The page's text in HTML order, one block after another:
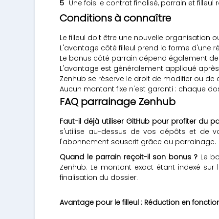
Une fois le contrat finalisé, parrain et
Conditions à connaître
Le filleul doit être une nouvelle organisation
L'avantage côté filleul prend la forme d'une
Le bonus côté parrain dépend également
L'avantage est généralement appliqué
Zenhub se réserve le droit de modifier ou
Aucun montant fixe n'est garanti : chaque
FAQ parrainage Zenhub
Faut-il déjà utiliser GitHub pour profiter du
s'utilise au-dessus de vos dépôts et de
l'abonnement souscrit grâce au parrainage.
Quand le parrain reçoit-il son bonus ? Le
Zenhub. Le montant exact étant indexé
finalisation du dossier.
Avantage pour le filleul : Réduction en